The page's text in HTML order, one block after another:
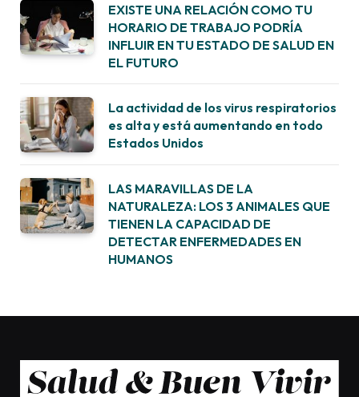
EXISTE UNA RELACIÓN COMO TU
HORARIO DE TRABAJO PODRÍA
INFLUIR EN TU ESTADO DE SALUD EN
EL FUTURO
La actividad de los virus respiratorios
es alta y está aumentando en todo
Estados Unidos
LAS MARAVILLAS DE LA
NATURALEZA: LOS 3 ANIMALES QUE
TIENEN LA CAPACIDAD DE
DETECTAR ENFERMEDADES EN
HUMANOS